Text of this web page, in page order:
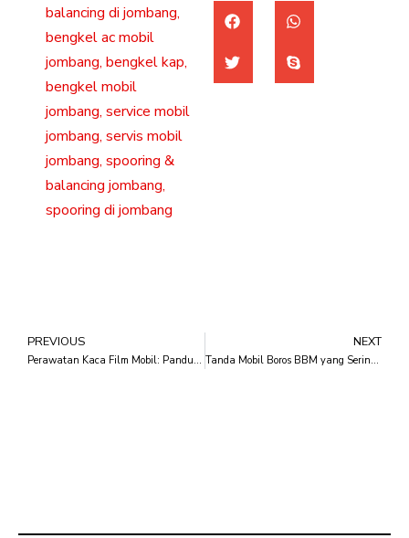
balancing di jombang,
bengkel ac mobil
jombang, bengkel kap,
bengkel mobil
jombang, service mobil
jombang, servis mobil
jombang, spooring &
balancing jombang,
spooring di jombang
PREVIOUS
Perawatan Kaca Film Mobil: Panduan Lengkap untuk Menjaga Kualitas dan Tampilan yang Optimal
NEXT
Tanda Mobil Boros BBM yang Sering Diabaikan Pemilik Kendaraan